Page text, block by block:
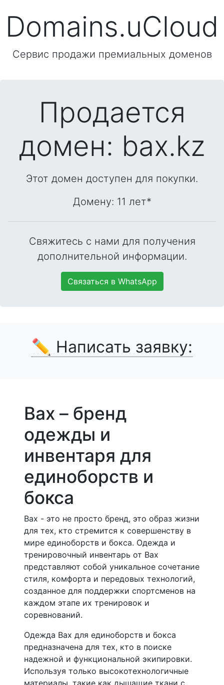
Domains.uCloud
Сервис продажи премиальных доменов
Продается
домен: bax.kz
Этот домен доступен для покупки.
Домену: 11 лет*
Свяжитесь с нами для получения
дополнительной информации.
Связаться в WhatsApp
✏️ Написать заявку:
Bax – бренд
одежды и
инвентаря для
единоборств и
бокса
Bax - это не просто бренд, это образ жизни
для тех, кто стремится к совершенству в
мире единоборств и бокса. Одежда и
тренировочный инвентарь от Bax
представляют собой уникальное сочетание
стиля, комфорта и передовых технологий,
созданное для поддержки спортсменов на
каждом этапе их тренировок и
соревнований.
Одежда Bax для единоборств и бокса
предназначена для тех, кто в поиске
надежной и функциональной экипировки.
Используя только высокотехнологичные
материалы, такие как дышащие ткани с